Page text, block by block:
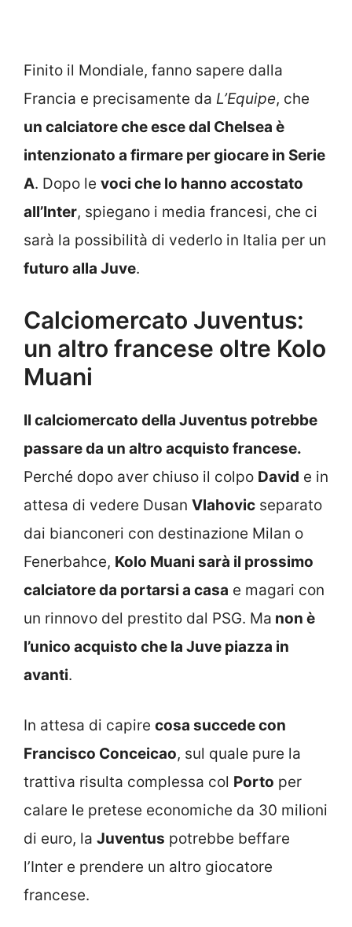
Finito il Mondiale, fanno sapere dalla
Francia e precisamente da L’Equipe, che
un calciatore che esce dal Chelsea è
intenzionato a firmare per giocare in Serie
A. Dopo le voci che lo hanno accostato
all’Inter, spiegano i media francesi, che ci
sarà la possibilità di vederlo in Italia per un
futuro alla Juve.
Calciomercato Juventus:
un altro francese oltre Kolo
Muani
Il calciomercato della Juventus potrebbe
passare da un altro acquisto francese.
Perché dopo aver chiuso il colpo David e in
attesa di vedere Dusan Vlahovic separato
dai bianconeri con destinazione Milan o
Fenerbahce, Kolo Muani sarà il prossimo
calciatore da portarsi a casa e magari con
un rinnovo del prestito dal PSG. Ma non è
l’unico acquisto che la Juve piazza in
avanti.
In attesa di capire cosa succede con
Francisco Conceicao, sul quale pure la
trattiva risulta complessa col Porto per
calare le pretese economiche da 30 milioni
di euro, la Juventus potrebbe beffare
l’Inter e prendere un altro giocatore
francese.